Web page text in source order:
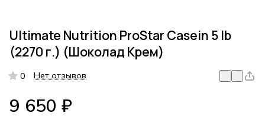
Ultimate Nutrition ProStar Casein 5 lb
(2270 г.) (Шоколад Крем)
0 Нет отзывов
9 650 ₽